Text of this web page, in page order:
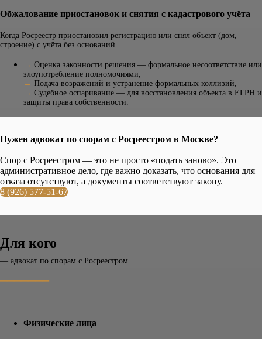
Обжалование приостановок и снятия с кадастрового учёта
Когда Росреестр приостановил регистрацию или снял объект (дом,
строение) с учёта без оснований.
→ Оценка законности решения — формальное несоответствие или
злоупотребление полномочиями,
→ Подача возражений и устранение формальных коллизий,
→ Судебное оспаривание — для восстановления объекта в ЕГРН и
защиты права собственности.
Нужен адвокат по спорам с Росреестром в Москве?
Спор с Росреестром — это не просто «подать заново». Это
административное дело, где важно доказать, что основания для
отказа отсутствуют, а документы соответствуют закону.
8 (926) 577-51-67
Для кого
— адвокат по спорам с Росреестром
Физические лица